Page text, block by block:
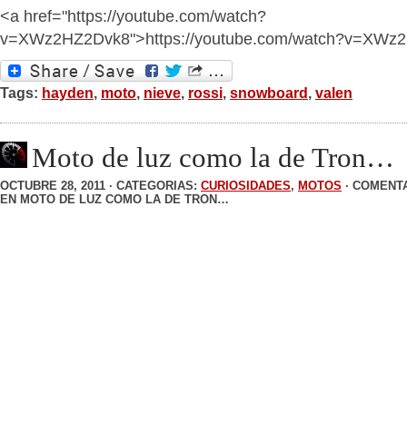
<a href="https://youtube.com/watch?
v=XWz2HZ2Dvk8">https://youtube.com/
Tags: hayden, moto, nieve, rossi, snowboard, valen
Moto de luz como la de Tron…
OCTUBRE 28, 2011 · CATEGORIAS: CURIOSIDADES, MOTOS ·
EN MOTO DE LUZ COMO LA DE TRON…